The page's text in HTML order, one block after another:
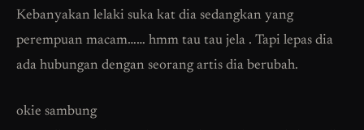
Kebanyakan lelaki suka kat dia sedangkan yang
perempuan macam…… hmm tau tau jela . Tapi lepas dia
ada hubungan dengan seorang artis dia berubah.
okie sambung